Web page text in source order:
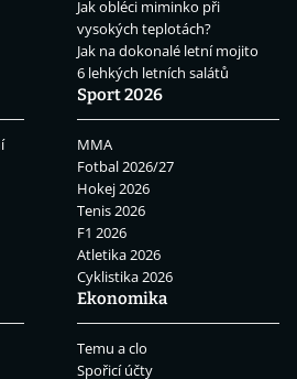
Jak obléci miminko při
vysokých teplotách?
Jak na dokonalé letní mojito
6 lehkých letních salátů
Sport 2026
MMA
Fotbal 2026/27
Hokej 2026
Tenis 2026
F1 2026
Atletika 2026
Cyklistika 2026
Ekonomika
Temu a clo
Spořicí účty